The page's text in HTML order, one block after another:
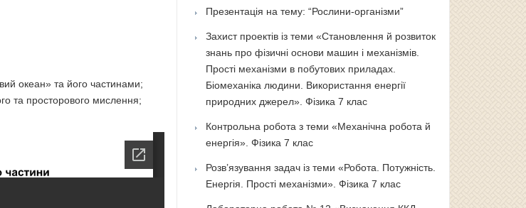
океан» та його частинами;
та просторового мислення;
Презентація на тему: “Рослини-організми”
Захист проектів із теми «Становлення й розвиток
знань про фізичні основи машин і механізмів.
Прості механізми в побутових приладах.
Біомеханіка людини. Використання енергії
природних джерел». Фізика 7 клас
Контрольна робота з теми «Механічна робота й
енергія». Фізика 7 клас
Розв’язування задач із теми «Робота. Потужність.
Енергія. Прості механізми». Фізика 7 клас